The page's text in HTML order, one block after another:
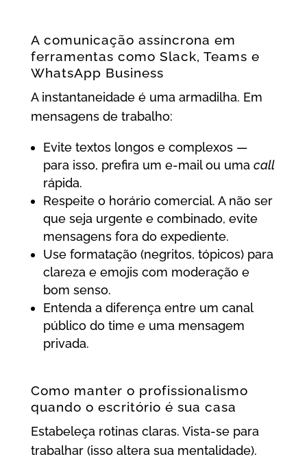
A comunicação assíncrona em
ferramentas como Slack, Teams e
WhatsApp Business
A instantaneidade é uma armadilha. Em
mensagens de trabalho:
Evite textos longos e complexos —
para isso, prefira um e-mail ou uma call
rápida.
Respeite o horário comercial. A não ser
que seja urgente e combinado, evite
mensagens fora do expediente.
Use formatação (negritos, tópicos) para
clareza e emojis com moderação e
bom senso.
Entenda a diferença entre um canal
público do time e uma mensagem
privada.
Como manter o profissionalismo
quando o escritório é sua casa
Estabeleça rotinas claras. Vista-se para
trabalhar (isso altera sua mentalidade).